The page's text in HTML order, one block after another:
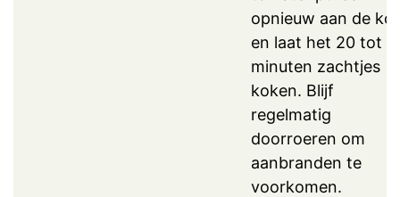
opnieuw aan de
en laat het 20 tot
minuten zachtjes
koken. Blijf
regelmatig
doorroeren om
aanbranden te
voorkomen.